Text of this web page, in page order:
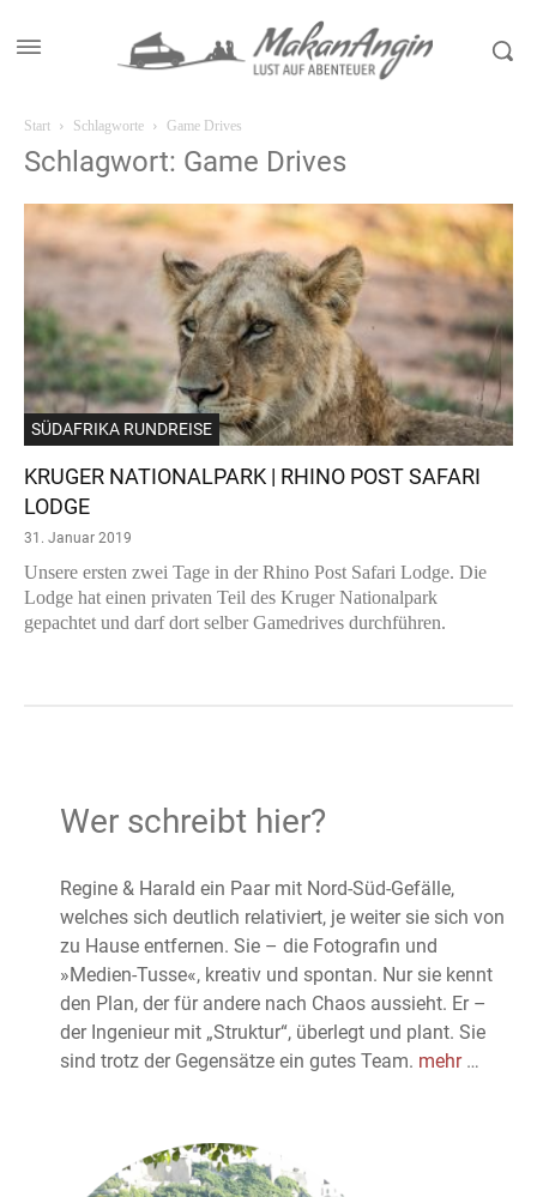
Start Schlagworte Game Drives
Schlagwort: Game Drives
SÜDAFRIKA RUNDREISE
KRUGER NATIONALPARK | RHINO POST SAFARI
LODGE
31. Januar 2019
Unsere ersten zwei Tage in der Rhino Post Safari Lodge. Die
Lodge hat einen privaten Teil des Kruger Nationalpark
gepachtet und darf dort selber Gamedrives durchführen.
Wer schreibt hier?
Regine & Harald ein Paar mit Nord-Süd-Gefälle,
welches sich deutlich relativiert, je weiter sie sich von
zu Hause entfernen. Sie – die Fotografin und
»Medien-Tusse«, kreativ und spontan. Nur sie kennt
den Plan, der für andere nach Chaos aussieht. Er –
der Ingenieur mit „Struktur“, überlegt und plant. Sie
sind trotz der Gegensätze ein gutes Team. mehr …